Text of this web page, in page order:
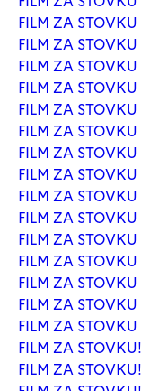
FILM ZA
FILM ZA
FILM ZA
FILM ZA
FILM ZA
FILM ZA
FILM ZA
FILM ZA
FILM ZA
FILM ZA
FILM ZA
FILM ZA
FILM ZA
FILM ZA
FILM ZA
FILM ZA
FILM ZA